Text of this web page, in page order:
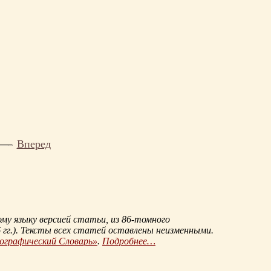
Вперед
языку версией статьи, из 86-томного
). Тексты всех статей оставлены неизменными.
Словарь». Подробнее…